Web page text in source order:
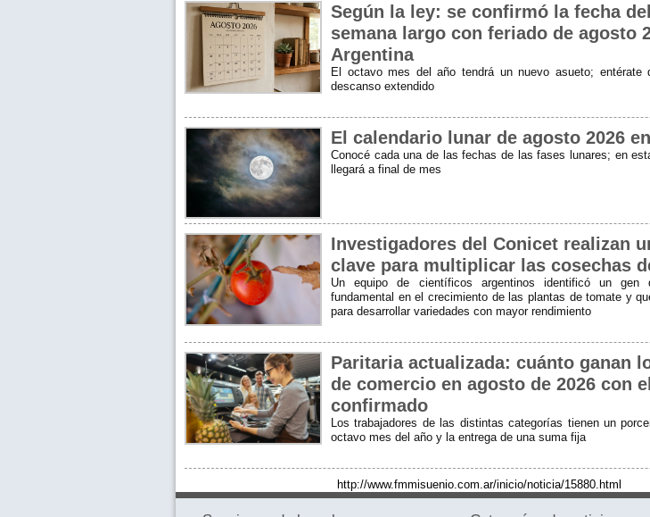
Según la ley: se confirmó la fecha
semana largo con feriado de agosto
Argentina
El octavo mes del año tendrá un nuevo asueto; entérate
descanso extendido
El calendario lunar de agosto 2026
Conocé cada una de las fechas de las fases lunares; en
llegará a final de mes
Investigadores del Conicet realizan
clave para multiplicar las cosechas
Un equipo de científicos argentinos identificó un gen
fundamental en el crecimiento de las plantas de tomate y
para desarrollar variedades con mayor rendimiento
Paritaria actualizada: cuánto ganan
de comercio en agosto de 2026 con
confirmado
Los trabajadores de las distintas categorías tienen un
octavo mes del año y la entrega de una suma fija
http://www.fmmisuenio.com.ar/inicio/noticia/15880.html